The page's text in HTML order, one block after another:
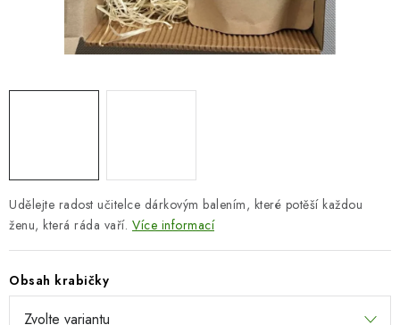
TIPY NA VÁNOČNÍ DÁRKY
Doprava a platba Obchodní podmínky
Udělejte radost učitelce dárkovým balením, které potěší každou
ženu, která ráda vaří. Více informací
Obsah krabičky